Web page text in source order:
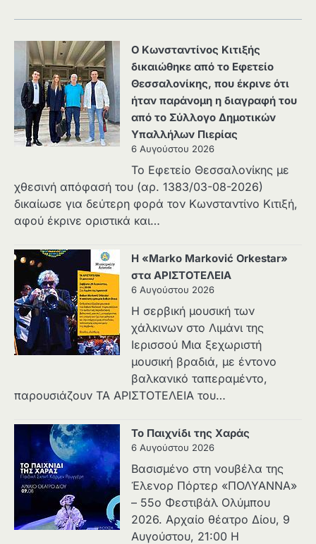
Ο Κωνσταντίνος Κιτιξής
δικαιώθηκε από το Εφετείο
Θεσσαλονίκης, που έκρινε ότι
ήταν παράνομη η διαγραφή του
από το Σύλλογο Δημοτικών
Υπαλλήλων Πιερίας
6 Αυγούστου 2026
Το Εφετείο Θεσσαλονίκης με
χθεσινή απόφασή του (αρ. 1383/03-08-2026)
δικαίωσε για δεύτερη φορά τον Κωνσταντίνο Κιτιξή,
αφού έκρινε οριστικά και…
Η «Marko Marković Orkestar»
στα ΑΡΙΣΤΟΤΕΛΕΙΑ
6 Αυγούστου 2026
Η σερβική μουσική των
χάλκινων στο Λιμάνι της
Ιερισσού Μια ξεχωριστή
μουσική βραδιά, με έντονο
βαλκανικό ταπεραμέντο,
παρουσιάζουν ΤΑ ΑΡΙΣΤΟΤΕΛΕΙΑ του…
Το Παιχνίδι της Χαράς
6 Αυγούστου 2026
Βασισμένο στη νουβέλα της
Έλενορ Πόρτερ «ΠΟΛΥΑΝΝΑ»
– 55ο Φεστιβάλ Ολύμπου
2026. Αρχαίο θέατρο Δίου, 9
Αυγούστου, 21:00 Η